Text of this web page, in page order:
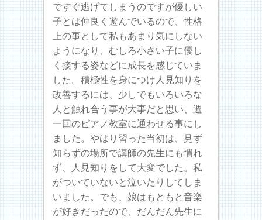
ですぐ逃げてしまうのですが優しい
子とは仲良く遊んでいるので、性格
上の事として私もあまり気にしない
ようになり、むしろ小さい子に優し
く接する姿などに成長を感じていま
した。積極性を身につけ人見知りを
改善するには、少しでもいろいろな
人と触れ合う事が大事だと思い、週
一回のピアノ教室に通わせる事にし
ました。やはり習った当初は、見ず
知らずの場所で講師の先生にも慣れ
ず、人見知りをして大変でした。私
がついていないと泣いたりしてしま
いました。でも、娘はもともと音楽
が好きだったので、だんだん先生に